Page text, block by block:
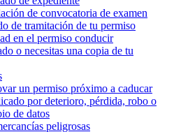
de convocatoria de examen
de tramitación de tu permiso
en el permiso conducir
o necesitas una copia de tu
un permiso próximo a caducar
por deterioro, pérdida, robo o
de datos
peligrosas